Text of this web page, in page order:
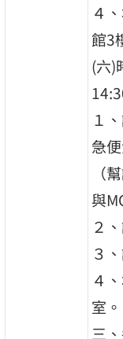
４
館3
(六)
１
急
（
與
２
３
４
室。
三